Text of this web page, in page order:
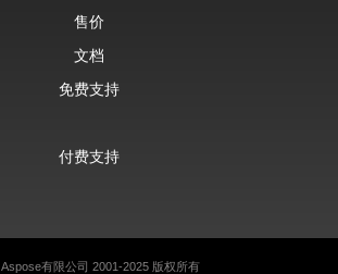
售价
文档
免费支持
付费支持
Aspose有限公司 2001-2025 版权所有